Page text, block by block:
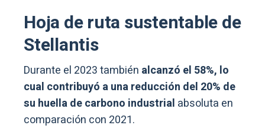
Hoja de ruta sustentable de
Stellantis
Durante el 2023 también alcanzó el 58%, lo
cual contribuyó a una reducción del 20% de
su huella de carbono industrial absoluta en
comparación con 2021.